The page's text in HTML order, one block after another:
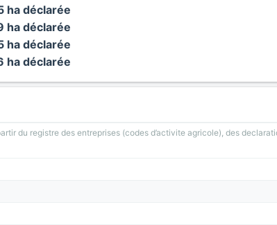
ha déclarée
ha déclarée
ha déclarée
ha déclarée
du registre des entreprises (codes d’activite agricole), des